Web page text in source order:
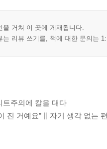
을 거쳐 이 곳에 게재됩니다.
는 리뷰 쓰기를, 책에 대한 문의는
트주의에 칼을 대다
진 거예요” ∥ 자기 생각 없는